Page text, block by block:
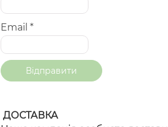
Email *
ДОСТАВКА